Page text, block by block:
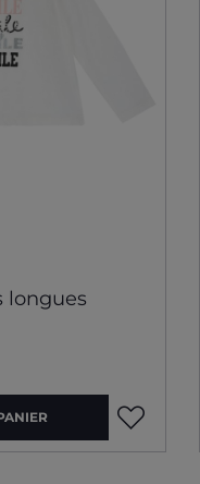
longues